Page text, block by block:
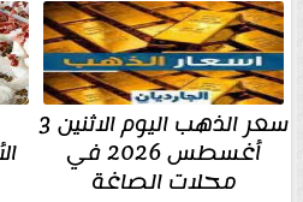
سعر الذهب اليوم الاثنين 3
أغسطس 2026 في
محلات الصاغة